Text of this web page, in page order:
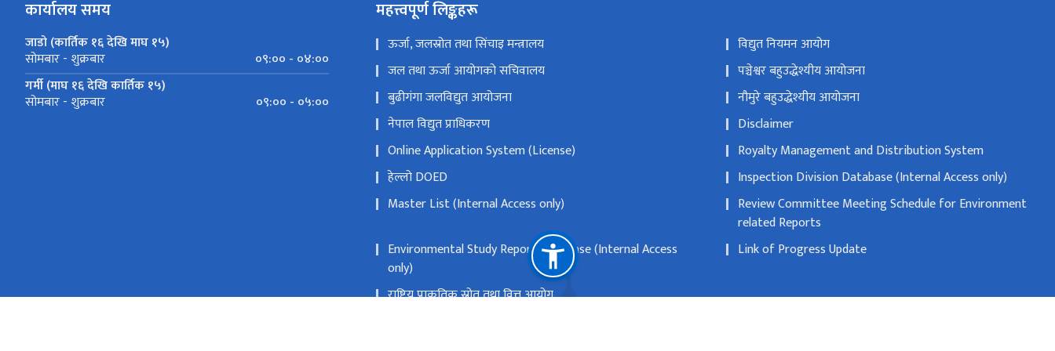
कार्यालय समय
जाडो (कार्तिक १६ देखि माघ १५)
सोमबार - शुक्रबार
०९:०० - ०४:००
गर्मी (माघ १६ देखि कार्तिक १५)
सोमबार - शुक्रबार ०९:०० - ०५:००
महत्त्वपूर्ण लिङ्कहरू
ऊर्जा, जलस्रोत तथा सिंचाइ मन्त्रालय
विद्युत नियमन आयोग
जल तथा ऊर्जा आयोगको सचिवालय
पञ्चेश्वर बहुउद्धेश्यीय आयोजना
बुढीगंगा जलविद्युत आयोजना
नौमुरे बहुउद्धेश्यीय आयोजना
नेपाल विद्युत प्राधिकरण
Disclaimer
Online Application System (License)
Royalty Management and Distribution System
हेल्लो DOED
Inspection Division Database (Internal Access only)
Master List (Internal Access only)
Review Committee Meeting Schedule for Environment
related Reports
Environmental Study Report Database (Internal Access
only)
Link of Progress Update
राष्ट्रिय प्राकृतिक स्रोत तथा वित्त आयोग